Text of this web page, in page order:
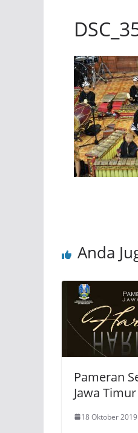
Anda
Pameran
Jawa
18 Oktober 2019